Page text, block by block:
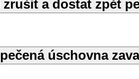
a dostat zpět
úschovna